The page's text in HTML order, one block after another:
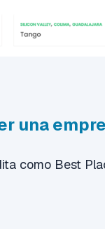
una
como Best